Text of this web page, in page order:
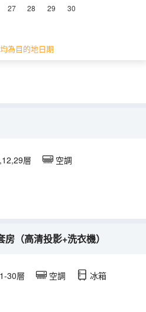
27 28 29 30
為目的地日期
套房（高清投影+洗衣機）
30層 空調
層 空調
（高清投影+洗衣機）
30層 空調 冰箱